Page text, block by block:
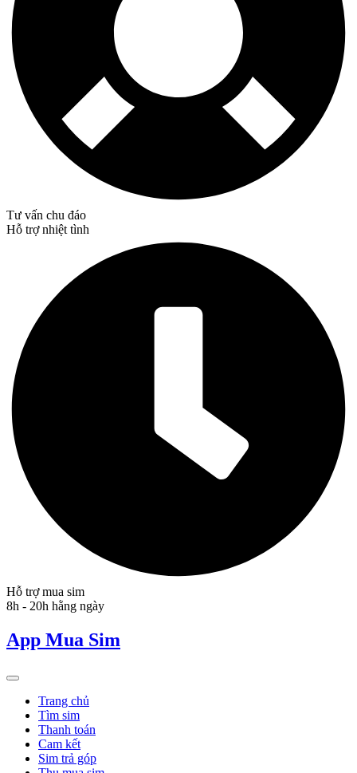
Tư vấn chu đáo
Hỗ trợ nhiệt tình
Hỗ trợ mua sim
8h - 20h hằng ngày
App Mua Sim
Trang chủ
Tìm sim
Thanh toán
Cam kết
Sim trả góp